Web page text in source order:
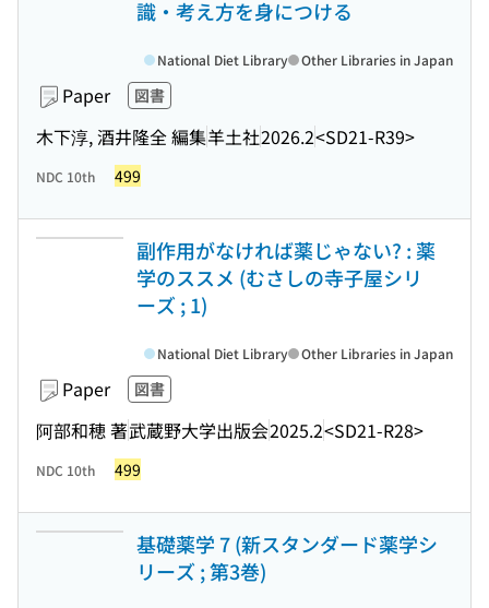
識・考え方を身につける
Paper 図書
木下淳, 酒井隆全 編集羊土社2026.2<SD21-R39>
National Diet Library Other Libraries in Japan
NDC 10th 499
副作用がなければ薬じゃない? : 薬
学のススメ (むさしの寺子屋シリ
ーズ ; 1)
Paper 図書
阿部和穂 著武蔵野大学出版会2025.2<SD21-R28>
National Diet Library Other Libraries in Japan
NDC 10th 499
基礎薬学 7 (新スタンダード薬学シ
リーズ ; 第3巻)